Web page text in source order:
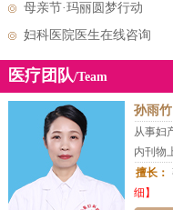
母亲节·玛丽圆梦行动
妇科医院医生在线咨询
医疗团队/Team
孙雨竹
从事妇
内刊物
擅长：
细】